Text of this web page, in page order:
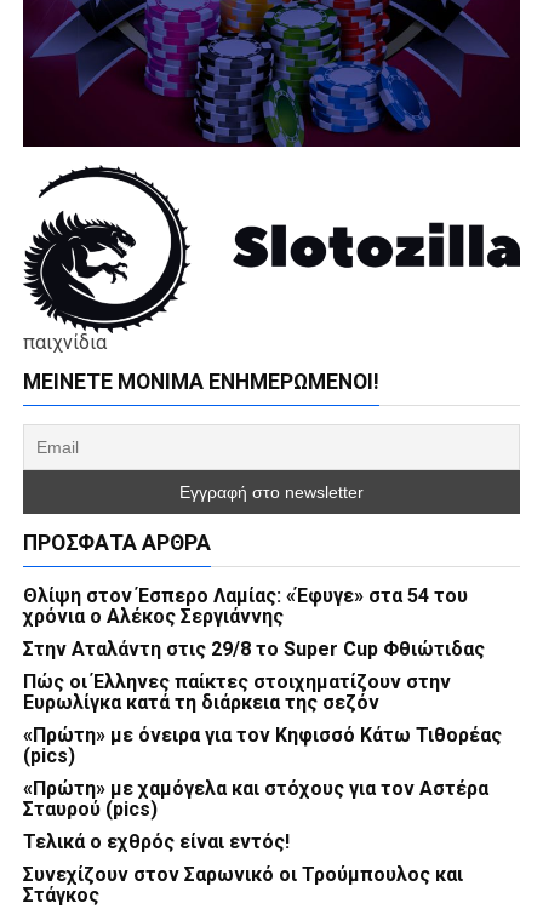
παιχνίδια
ΜΕΊΝΕΤΕ ΜΌΝΙΜΑ ΕΝΗΜΕΡΏΜΕΝΟΙ!
ΠΡΌΣΦΑΤΑ ΆΡΘΡΑ
Θλίψη στον Έσπερο Λαμίας: «Έφυγε» στα 54 του
χρόνια ο Αλέκος Σεργιάννης
Στην Αταλάντη στις 29/8 το Super Cup Φθιώτιδας
Πώς οι Έλληνες παίκτες στοιχηματίζουν στην
Ευρωλίγκα κατά τη διάρκεια της σεζόν
«Πρώτη» με όνειρα για τον Κηφισσό Κάτω Τιθορέας
(pics)
«Πρώτη» με χαμόγελα και στόχους για τον Αστέρα
Σταυρού (pics)
Τελικά ο εχθρός είναι εντός!
Συνεχίζουν στον Σαρωνικό οι Τρούμπουλος και
Στάγκος